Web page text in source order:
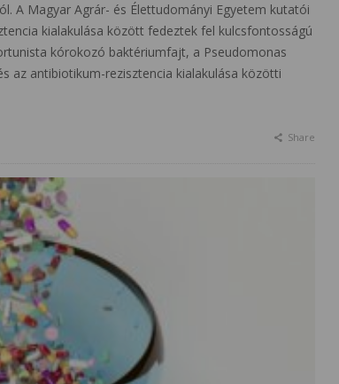
A Magyar Agrár- és Élettudományi Egyetem kutatói
kialakulása között fedeztek fel kulcsfontosságú
kórokozó baktériumfajt, a Pseudomonas
az antibiotikum-rezisztencia kialakulása közötti
Share